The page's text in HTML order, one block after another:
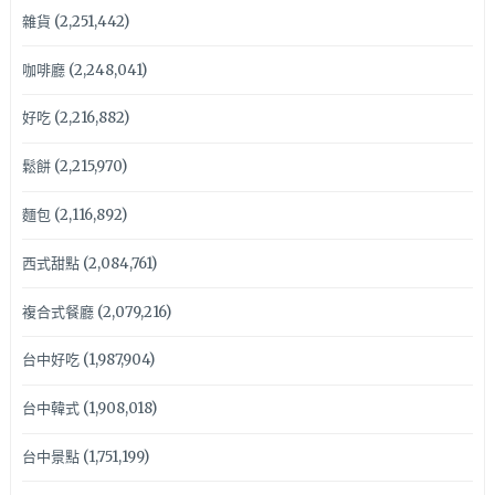
雜貨 (2,251,442)
咖啡廳(2,248,041)
好吃(2,216,882)
鬆餅(2,215,970)
麵包(2,116,892)
西式甜點(2,084,761)
複合式餐廳(2,079,216)
台中好吃(1,987,904)
台中韓式(1,908,018)
台中景點(1,751,199)